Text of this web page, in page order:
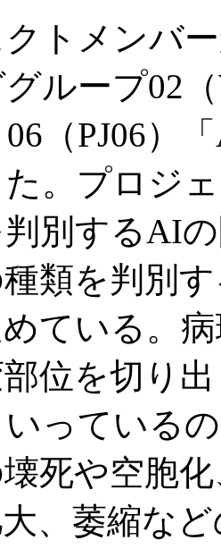
トメンバ
ループ02
（PJ06）
。プロジ
別するAI
類を判別
ている。
位を切り
っている
死や空胞
、萎縮な